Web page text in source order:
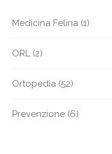
Medicina Felina (1)
ORL (2)
Ortopedia (52)
Prevenzione (6)